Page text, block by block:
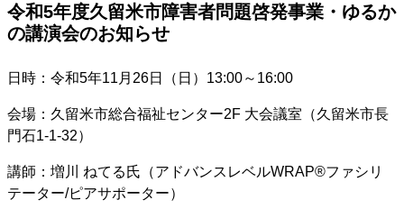
令和5年度久留米市障害者問題啓発事業・ゆるか
の講演会のお知らせ
日時：令和5年11月26日（日）13:00～16:00
会場：久留米市総合福祉センター2F 大会議室（久留米市長
門石1-1-32）
講師：増川 ねてる氏（アドバンスレベルWRAP®ファシリ
テーター/ピアサポーター）